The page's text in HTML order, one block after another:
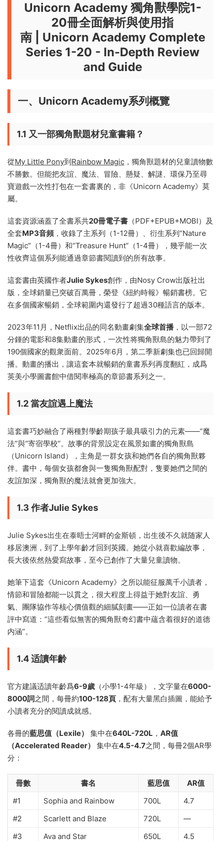
Unicorn Academy 獨角獸學院1-
20冊全面解析與使用指
南| Unicorn Academy Complete
Series 1-20 - In-Depth Review
and Guide
一、Unicorn Academy系列概覽
1.1 又一部獨角獸題材兒童書籍？
從My Little Pony到Rainbow Magic ，獨角獸題材的兒童讀物數
不勝數。但能把友誼、魔法、冒險、懸疑、解謎、環保乃至尋
寶遊戲一次性打包在一套書裏的，非《Unicorn Academy》莫
屬。
這套資源涵蓋了全書系共20冊電子書 （PDF+EPUB+MOBI）及
全套MP3音頻，收錄了主系列（1-12冊）、衍生系列“Nature
Magic”（1-4冊）和“Treasure Hunt”（1-4冊），幾乎能一次
性收齊這個系列能通過章節書閱讀到的所有故事。
這套書由英國作者Julie Sykes創作，由Nosy Crow出版社出
版，全球銷量已突破百萬冊，榮登《紐約時報》暢銷書榜。它
在多個國家暢銷，全球範圍内還發行了超過30種語言的版本。
2023年11月，Netflix出品的同名動畫劇集全球首播 ，以一部72
分鍾的電影和8集動畫的形式，一次性将獨角獸島的魅力帶到了
190個國家的觀衆面前。2025年6月，第二季新劇集也已回歸開
播。動畫的播出，讓這套本就暢銷的童書系列再度翻紅，成爲
英美小學圖書館中借閱率極高的章節書系列之一。
1.2 當友誼遇上魔法
這套書巧妙融合了兩種對學齡期孩子最具吸引力的元素——“魔
法”與“寄宿學校”。故事的背景設定在風景如畫的獨角獸島
（Unicorn Island），主角是一群女孩和她們各自的獨角獸夥
伴。書中，每個女孩都會與一隻獨角獸配對，隻要她們之間的
友誼加深，獨角獸的魔法就會更加強大。
1.3 作者Julie Sykes
Julie Sykes出生在泰晤士河畔的金斯頓，出生後不久就随家人
移居澳洲，到了上學年齡才回到英國。她從小就喜歡編故事，
長大後依然熱愛寫故事，至今已創作了大量兒童讀物。
她筆下這套《Unicorn Academy》之所以能征服萬千小讀者，
情節和冒險都能一以貫之，很大程度上得益于她對友誼、勇
氣、團隊協作等核心價值觀的細膩刻畫——正如一位讀者在書
評中寫道：“這些看似無害的獨角獸奇幻書中蘊含着很好的道德
内涵”。
1.4 适讀年齡
官方建議适讀年齡爲6-9歲 （小學1-4年級），文字量在6000-
8000詞之間，每冊約100-128頁 ，配有大量黑白插圖，能給予
小讀者充分的閱讀成就感。
各冊的藍思值（Lexile） 集中在640L-720L ， AR值
（Accelerated Reader）
集中在4.5-4.7之間，每冊2個AR學
分：
冊數 書名 藍思值
AR值
#1
Sophia and Rainbow 700L
4.7
#2
Scarlett and Blaze 720L
—
#3
Ava and Star 650L 4.5